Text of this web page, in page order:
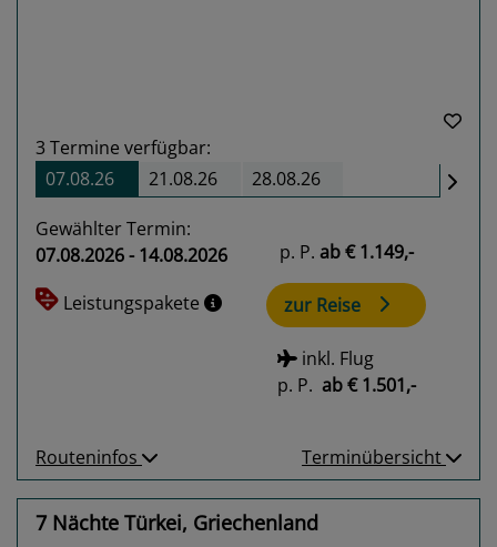
3 Termine verfügbar:
07.08.26
21.08.26 28.08.26
Gewählter Termin:
07.08.2026 - 14.08.2026
Leistungspakete
p. P. ab€ 1.149,-
zur Reise
inkl. Flug
p. P. ab€ 1.501,-
Routeninfos Terminübersicht
7 Nächte Türkei, Griechenland